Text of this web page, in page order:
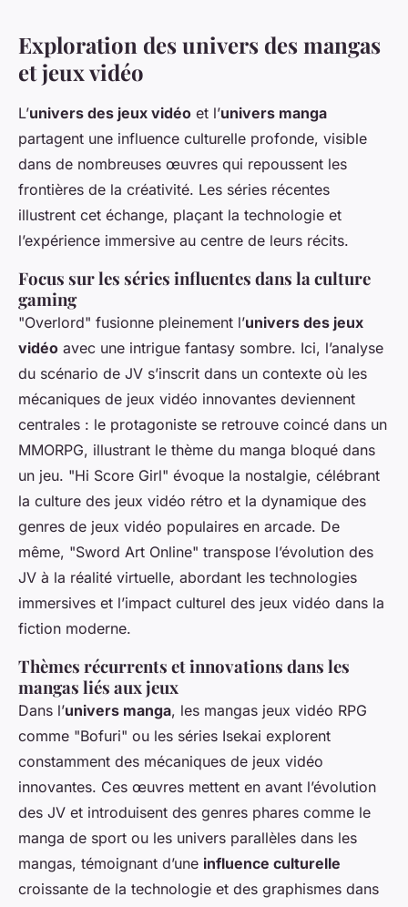
Exploration des univers des mangas
et jeux vidéo
L’univers des jeux vidéo et l’univers manga
partagent une influence culturelle profonde, visible
dans de nombreuses œuvres qui repoussent les
frontières de la créativité. Les séries récentes
illustrent cet échange, plaçant la technologie et
l’expérience immersive au centre de leurs récits.
Focus sur les séries influentes dans la culture
gaming
"Overlord" fusionne pleinement l’univers des jeux
vidéo avec une intrigue fantasy sombre. Ici, l’analyse
du scénario de JV s’inscrit dans un contexte où les
mécaniques de jeux vidéo innovantes deviennent
centrales : le protagoniste se retrouve coincé dans un
MMORPG, illustrant le thème du manga bloqué dans
un jeu. "Hi Score Girl" évoque la nostalgie, célébrant
la culture des jeux vidéo rétro et la dynamique des
genres de jeux vidéo populaires en arcade. De
même, "Sword Art Online" transpose l’évolution des
JV à la réalité virtuelle, abordant les technologies
immersives et l’impact culturel des jeux vidéo dans la
fiction moderne.
Thèmes récurrents et innovations dans les
mangas liés aux jeux
Dans l’univers manga, les mangas jeux vidéo RPG
comme "Bofuri" ou les séries Isekai explorent
constamment des mécaniques de jeux vidéo
innovantes. Ces œuvres mettent en avant l’évolution
des JV et introduisent des genres phares comme le
manga de sport ou les univers parallèles dans les
mangas, témoignant d’une influence culturelle
croissante de la technologie et des graphismes dans